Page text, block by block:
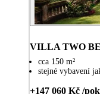
VILLA TWO
cca 150 m²
stejné vybavení
+147 060 Kč /